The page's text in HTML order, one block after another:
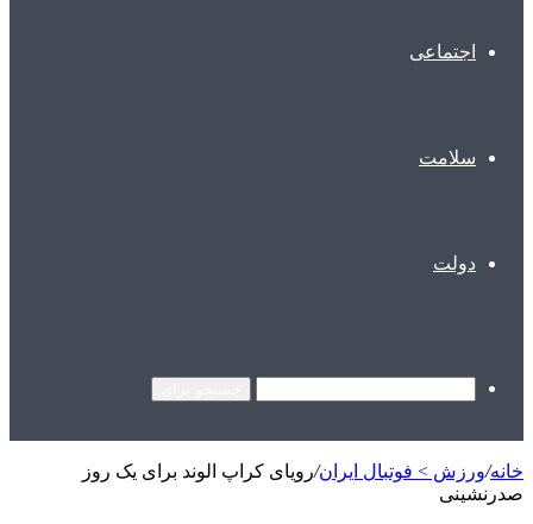
اجتماعی
سلامت
دولت
خانه/ورزش > فوتبال ایران/رویای کراپ الوند برای یک روز
صدرنشینی